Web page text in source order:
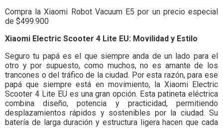
Compra la Xiaomi Robot Vacuum E5 por un precio especial
de $499.900
Xiaomi Electric Scooter 4 Lite EU: Movilidad y Estilo
Seguro tu papá es el que siempre anda de un lado para el
otro y por supuesto, como muchos, no es amante de los
trancones o del tráfico de la ciudad. Por esta razón, para ese
papá que siempre está en movimiento, la Xiaomi Electric
Scooter 4 Lite EU es una gran opción. Esta patineta eléctrica
combina diseño, potencia y practicidad, permitiendo
desplazamientos rápidos y sostenibles por la ciudad. Su
batería de larga duración y estructura ligera hacen que cada